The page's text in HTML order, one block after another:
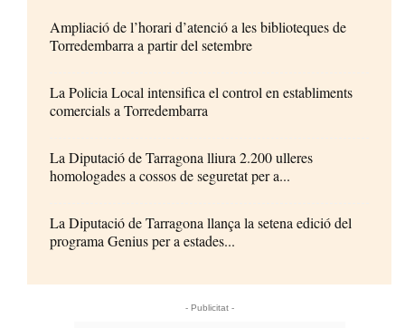
Ampliació de l’horari d’atenció a les biblioteques de
Torredembarra a partir del setembre
La Policia Local intensifica el control en establiments
comercials a Torredembarra
La Diputació de Tarragona lliura 2.200 ulleres
homologades a cossos de seguretat per a...
La Diputació de Tarragona llança la setena edició del
programa Genius per a estades...
- Publicitat -